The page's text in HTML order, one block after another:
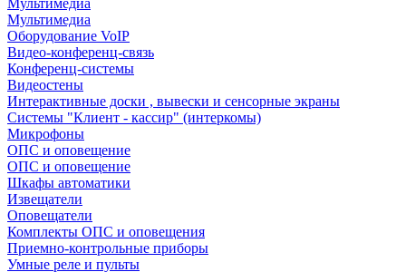
Мультимедиа
Мультимедиа
Оборудование VoIP
Видео-конференц-связь
Конференц-системы
Видеостены
Интерактивные доски , вывески и сенсорные экраны
Системы "Клиент - кассир" (интеркомы)
Микрофоны
ОПС и оповещение
ОПС и оповещение
Шкафы автоматики
Извещатели
Оповещатели
Комплекты ОПС и оповещения
Приемно-контрольные приборы
Умные реле и пульты